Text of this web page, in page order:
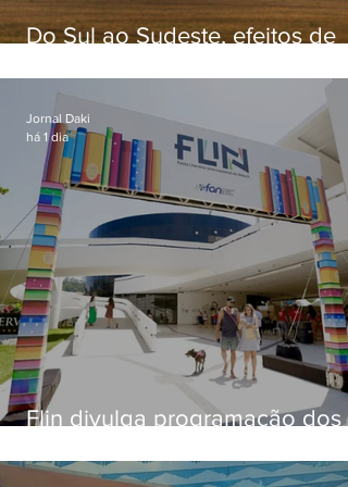
Do Sul ao Sudeste, efeitos de
apreensão na população
Flin divulga programação dos
começa na próxima quinta (13)
Jornal Daki
há 1 dia